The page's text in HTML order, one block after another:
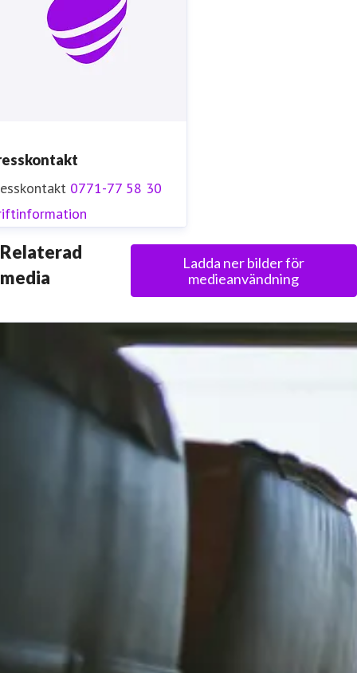
0771-77 58 30
Relaterad
media
Ladda ner bilder för
medieanvändning